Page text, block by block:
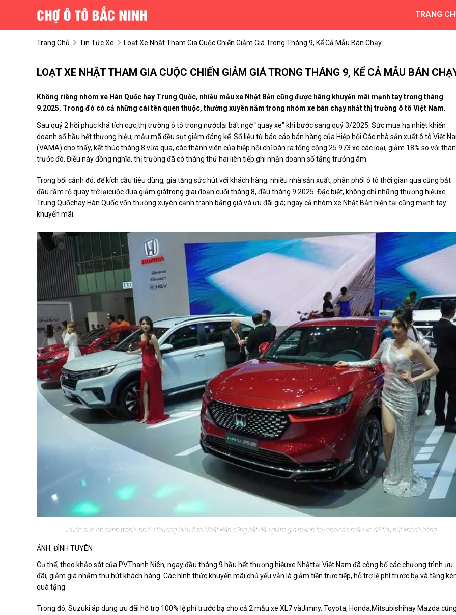
TRANG
Trang Chủ Tin Tức Xe Loạt Xe Nhật Tham Gia Cuộc Chiến Giảm Giá Trong Tháng 9, Kể Cả Mẫu Bán Chạy
LOẠT XE NHẬT THAM GIA CUỘC CHIẾN GIẢM GIÁ TRONG THÁNG 9, KỂ CẢ MẪU BÁN
Không riêng nhóm xe Hàn Quốc hay Trung Quốc, nhiều mẫu xe Nhật Bản cũng được hãng khuyến mãi mạnh tay trong tháng
9.2025. Trong đó có cả những cái tên quen thuộc, thường xuyên nằm trong nhóm xe bán chạy nhất thị trường ô tô Việt Nam.
Sau quý 2 hồi phục khá tích cực,thị trường ô tô trong nướclại bất ngờ "quay xe" khi bước sang quý 3/2025. Sức mua hạ nhiệt khiến
doanh số hầu hết thương hiệu, mẫu mã đều sụt giảm đáng kể. Số liệu từ báo cáo bán hàng của Hiệp hội Các nhà sản xuất ô tô Việt
(VAMA) cho thấy, kết thúc tháng 8 vừa qua, các thành viên của hiệp hội chỉ bán ra tổng cộng 25.973 xe các loại, giảm 18% so với
trước đó. Điều này đồng nghĩa, thị trường đã có tháng thứ hai liên tiếp ghi nhận doanh số tăng trưởng âm.
Trong bối cảnh đó, để kích cầu tiêu dùng, gia tăng sức hút với khách hàng; nhiều nhà sản xuất, phân phối ô tô thời gian qua cũng bắt
đầu rầm rộ quay trở lạicuộc đua giảm giátrong giai đoạn cuối tháng 8, đầu tháng 9.2025. Đặc biệt, không chỉ những thương hiệuxe
Trung Quốchay Hàn Quốc vốn thường xuyên cạnh tranh bằng giá và ưu đãi giá; ngay cả nhóm xe Nhật Bản hiện tại cũng mạnh tay
khuyến mãi.
Trước sức ép cạnh tranh, nhiều thương hiệu ô tô Nhật Bản cũng bắt đầu giảm giá mạnh tay cho các mẫu xe để thu hút khách hàng
ẢNH: ĐÌNH TUYÊN
Cụ thể, theo khảo sát của PVThanh Niên, ngay đầu tháng 9 hầu hết thương hiệuxe Nhậttại Việt Nam đã công bố các chương trình ưu
đãi, giảm giá nhằm thu hút khách hàng. Các hình thức khuyến mãi chủ yếu vẫn là giảm tiền trực tiếp, hỗ trợ lệ phí trước bạ và tặng
quà tặng.
Trong đó, Suzuki áp dụng ưu đãi hỗ trợ 100% lệ phí trước bạ cho cả 2 mẫu xe XL7 vàJimny. Toyota, Honda,Mitsubishihay Mazda